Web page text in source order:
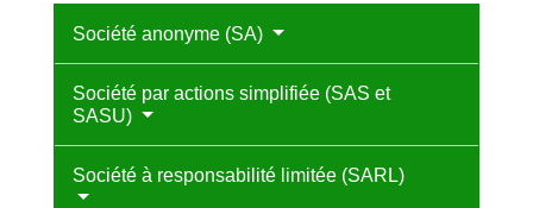
Société anonyme (SA)
Société par actions simplifiée (SAS et
SASU)
Société à responsabilité limitée (SARL)